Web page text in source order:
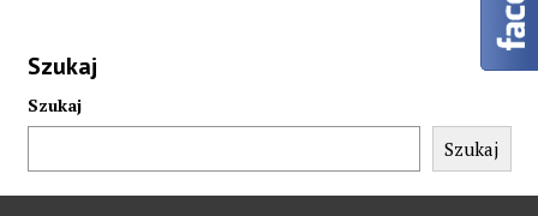
Szukaj
Szukaj
Szukaj